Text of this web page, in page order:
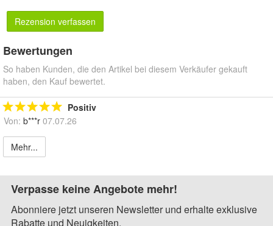
Rezension verfassen
Bewertungen
So haben Kunden, die den Artikel bei diesem Verkäufer gekauft
haben, den Kauf bewertet.
Positiv
Von: b***r 07.07.26
Mehr...
Verpasse keine Angebote mehr!
Abonniere jetzt unseren Newsletter und erhalte exklusive
Rabatte und Neuigkeiten.